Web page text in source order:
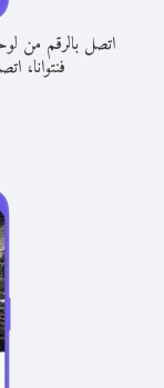
اتصل بالرقم من
فنتوانا،